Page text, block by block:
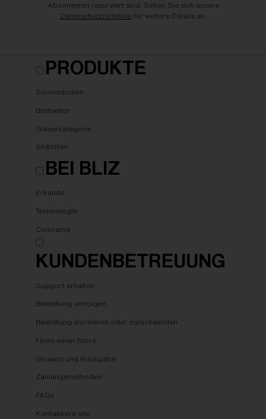
Abonnenten reserviert sind. Sehen Sie sich unsere
Datenschutzrichtlinie für weitere Details an.
PRODUKTE
Sonnenbrillen
Bestseller
Gläserkategorie
Skibrillen
BEI BLIZ
Erkunde
Technologie
Colorama
KUNDENBETREUUNG
Support erhalten
Bestellung verfolgen
Bestellung stornieren oder zurücksenden
Finde einen Store
Versand und Rückgabe
Zahlungsmethoden
FAQs
Kontaktiere uns